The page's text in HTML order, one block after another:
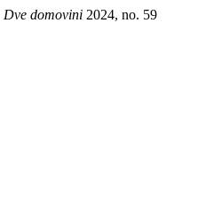
Dve domovini 2024, no. 59